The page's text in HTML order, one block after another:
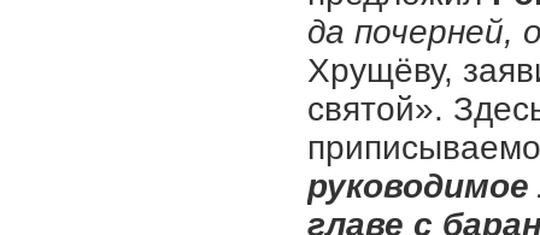
да почерней,
Хрущёву,
святой».
главе с